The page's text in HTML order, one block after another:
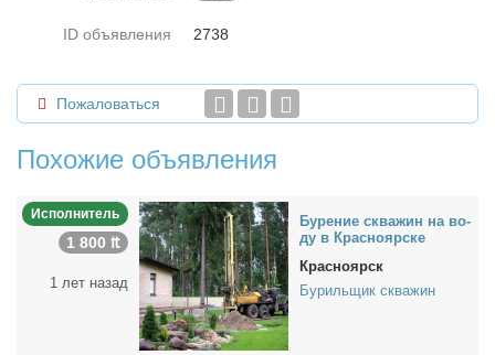
ID объявления 2738
Пожаловаться
Похожие объявления
Исполнитель
1 800 ₶
1 лет назад
Бу­ре­ние сква­жин на во­
ду в Крас­но­яр­ске
Красноярск
Бурильщик скважин